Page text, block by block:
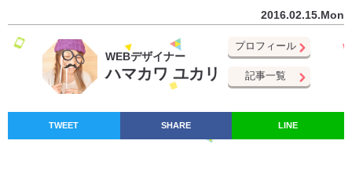
2016.02.15.Mon
WEBデザイナー
ハマカワ ユカリ
プロフィール
記事一覧
TWEET SHARE LINE